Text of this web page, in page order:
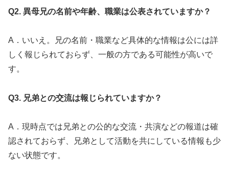
Q2. 異母兄の名前や年齢、職業は公表されていますか？
A．いいえ。兄の名前・職業など具体的な情報は公には詳
しく報じられておらず、一般の方である可能性が高いで
す。
Q3. 兄弟との交流は報じられていますか？
A．現時点では兄弟との公的な交流・共演などの報道は確
認されておらず、兄弟として活動を共にしている情報も少
ない状態です。